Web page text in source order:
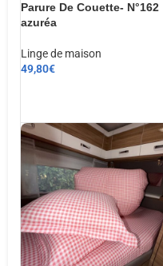
Parure De Couette- N°162
azuréa
Linge de maison
49,80€